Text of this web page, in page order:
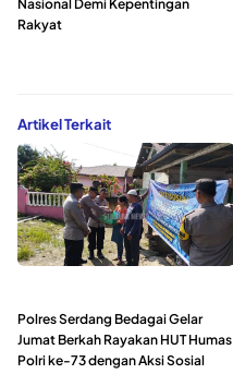
Nasional Demi Kepentingan
Rakyat
Artikel Terkait
Polres Serdang Bedagai Gelar
Jumat Berkah Rayakan HUT Humas
Polri ke-73 dengan Aksi Sosial